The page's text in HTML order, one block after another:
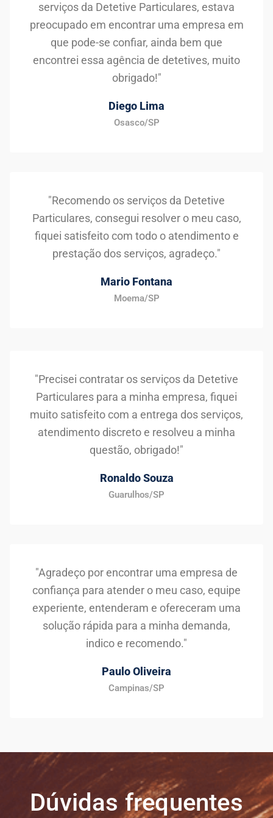
serviços da Detetive Particulares, estava
preocupado em encontrar uma empresa em
que pode-se confiar, ainda bem que
encontrei essa agência de detetives, muito
obrigado!"
Diego Lima
Osasco/SP
"Recomendo os serviços da Detetive
Particulares, consegui resolver o meu caso,
fiquei satisfeito com todo o atendimento e
prestação dos serviços, agradeço."
Mario Fontana
Moema/SP
"Precisei contratar os serviços da Detetive
Particulares para a minha empresa, fiquei
muito satisfeito com a entrega dos serviços,
atendimento discreto e resolveu a minha
questão, obrigado!"
Ronaldo Souza
Guarulhos/SP
"Agradeço por encontrar uma empresa de
confiança para atender o meu caso, equipe
experiente, entenderam e ofereceram uma
solução rápida para a minha demanda,
indico e recomendo."
Paulo Oliveira
Campinas/SP
Dúvidas frequentes